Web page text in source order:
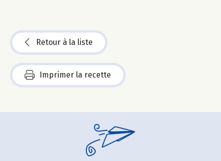
Retour à la liste
Imprimer la recette